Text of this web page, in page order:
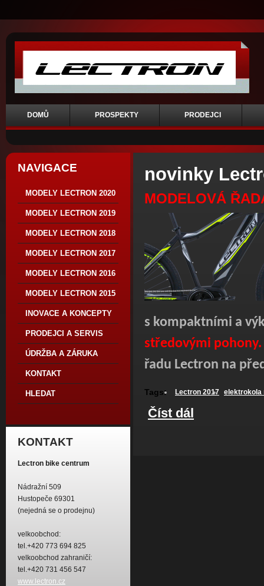
DOMŮ PROSPEKTY PRODEJCI
NAVIGACE
MODELY LECTRON 2020
MODELY LECTRON 2019
MODELY LECTRON 2018
MODELY LECTRON 2017
MODELY LECTRON 2016
MODELY LECTRON 2015
INOVACE A KONCEPTY
PRODEJCI A SERVIS
ÚDRŽBA A ZÁRUKA
KONTAKT
HLEDAT
KONTAKT
Lectron bike centrum
Nádražní 509
Hustopeče 69301
(nejedná se o prodejnu)
velkoobchod:
tel.+420 773 694 825
velkoobchod zahraničí:
tel.+420 731 456 547
www.lectron.cz
novinky
MODELOVÁ
s kompaktními a
středovými pohony.
řadu Lectron na
Tags: Lectron 2017 elektrokola
Číst dál